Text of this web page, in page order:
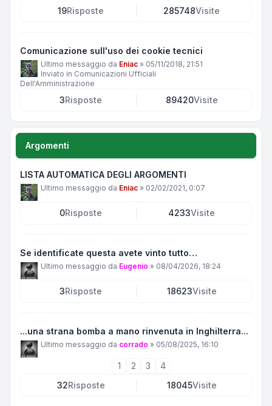
19Risposte 285748Visite
Comunicazione sull'uso dei cookie tecnici
Ultimo messaggio da Eniac » 05/11/2018, 21:51
Inviato in Comunicazioni Ufficiali
Dell'Amministrazione
3Risposte 89420Visite
Argomenti
LISTA AUTOMATICA DEGLI ARGOMENTI
Ultimo messaggio da Eniac » 02/02/2021, 0:07
0Risposte 4233Visite
Se identificate questa avete vinto tutto…
Ultimo messaggio da Eugenio » 08/04/2026, 18:24
3Risposte 18623Visite
...una strana bomba a mano rinvenuta in Inghilterra...
Ultimo messaggio da corrado » 05/08/2025, 16:10
1 2 3
4
32Risposte 18045Visite